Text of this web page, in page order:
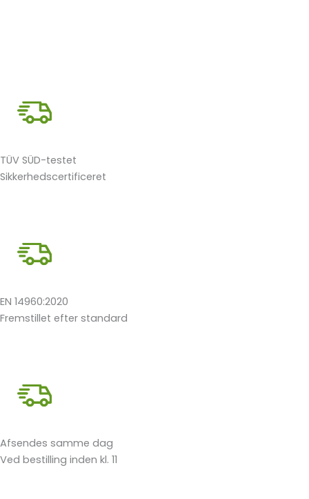
TÜV SÜD-testet
Sikkerhedscertificeret
EN 14960:2020
Fremstillet efter standard
Afsendes samme dag
Ved bestilling inden kl. 11